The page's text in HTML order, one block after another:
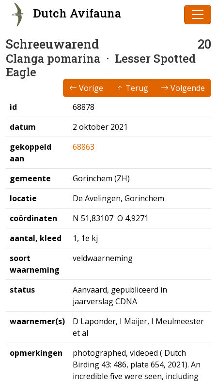
Dutch Avifauna
Schreeuwarend 20
Clanga pomarina · Lesser Spotted
Eagle
Vorige Terug
Volgende
id
68878
datum
2 oktober 2021
gekoppeld
aan
68863
gemeente
Gorinchem (ZH)
locatie
De Avelingen, Gorinchem
coördinaten
N 51,83107 O 4,9271
aantal, kleed
1, 1e kj
soort
waarneming
veldwaarneming
status
Aanvaard, gepubliceerd in
jaarverslag CDNA
waarnemer(s)
D Laponder, I Maijer, I Meulmeester
et al
opmerkingen
photographed, videoed ( Dutch
Birding 43: 486, plate 654, 2021). An
incredible five were seen, including